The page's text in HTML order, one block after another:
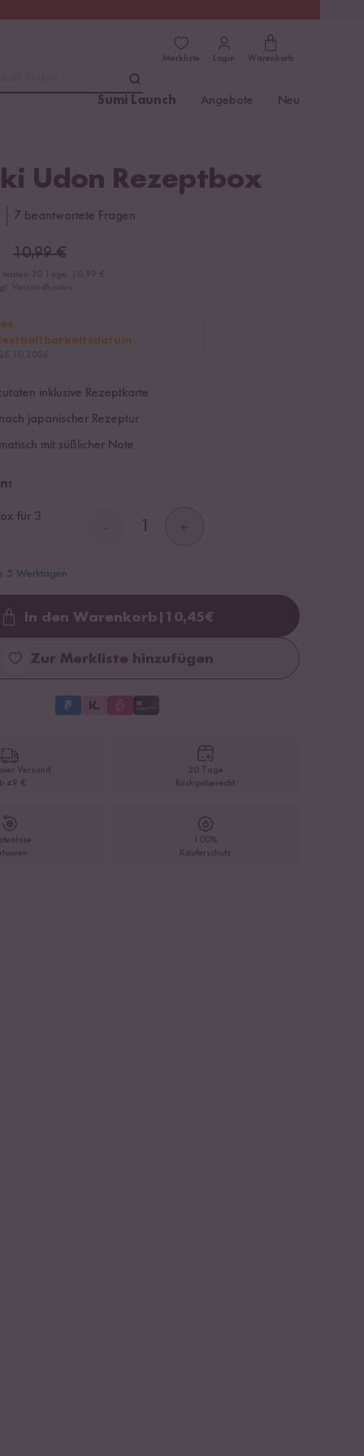
Merkliste Login Warenkorb
Sumi Launch Angebote Neu
Udon Rezeptbox
7 beantwortete Fragen
10,99€
inklusive Rezeptkarte
japanischer Rezeptur
mit süßlicher Note
für 3
5 Werktagen
Loading...
In den Warenkorb 10,45€
Zur Merkliste hinzufügen
Versand
49 €
30 Tage
Rückgaberecht
100%
Käuferschutz